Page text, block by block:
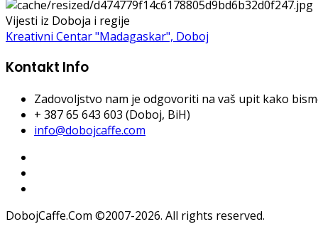
Vijesti iz Doboja i regije
Kreativni Centar "Madagaskar", Doboj
Kontakt Info
Zadovoljstvo nam je odgovoriti na vaš upit kako
+ 387 65 643 603 (Doboj, BiH)
info@dobojcaffe.com
DobojCaffe.Com ©2007-2026. All rights reserved.